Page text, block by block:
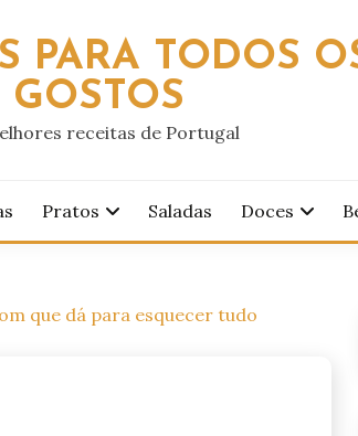
PARA TODOS
GOSTOS
receitas de Portugal
Pratos Saladas Doces
que dá para esquecer tudo